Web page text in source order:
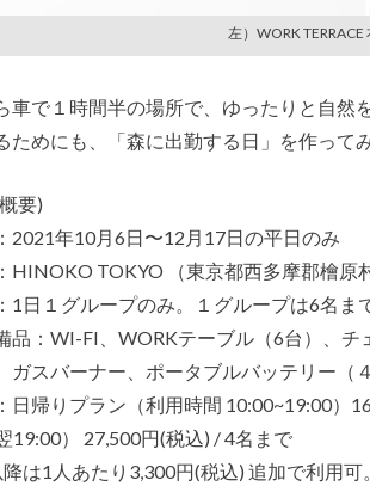
左）WORK TERRACE
車で１時間半の場所で、ゆったりと自
ためにも、「森に出勤する日」を作って
要)
2021年10月6日〜12月17日の平日のみ
HINOKO TOKYO （東京都西多摩郡檜原
1日１グループのみ。１グループは6名ま
品：WI-FI、WORKテーブル（6台）、
ガスバーナー、ポータブルバッテリー（
日帰りプラン（利用時間 10:00~19:00）
19:00） 27,500円(税込) / 4名まで
は1人あたり3,300円(税込) 追加で利用可。